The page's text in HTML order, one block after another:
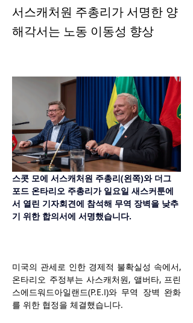
서스캐처원 주총리가 서명한 양
해각서는 노동 이동성 향상
스콧 모에 서스캐처원 주총리(왼쪽)와 더그
포드 온타리오 주총리가 일요일 새스커툰에
서 열린 기자회견에 참석해 무역 장벽을 낮추
기 위한 합의서에 서명했습니다.
미국의 관세로 인한 경제적 불확실성 속에서,
온타리오 주정부는 사스캐처원, 앨버타, 프린
스에드워드아일랜드(P.E.I)와 무역 장벽 완화
를 위한 협정을 체결했습니다.